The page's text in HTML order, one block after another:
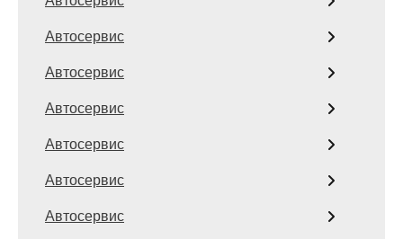
Автосервис
Автосервис
Автосервис
Автосервис
Автосервис
Автосервис